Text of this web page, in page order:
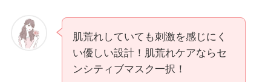
肌荒れしていても刺激を感じにく
い優しい設計！肌荒れケアならセ
ンシティブマスク一択！